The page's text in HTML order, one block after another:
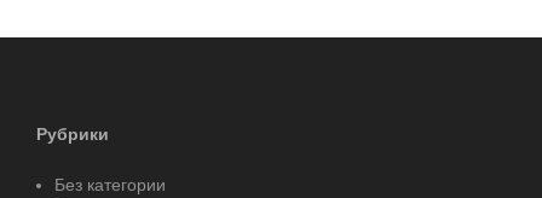
Рубрики
Без категории